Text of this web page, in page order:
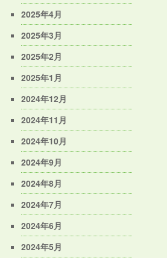
2025年4月
2025年3月
2025年2月
2025年1月
2024年12月
2024年11月
2024年10月
2024年9月
2024年8月
2024年7月
2024年6月
2024年5月